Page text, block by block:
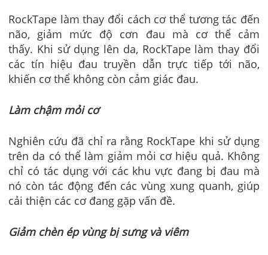
RockTape làm thay đổi cách cơ thể tương tác đến
não, giảm mức độ cơn đau mà cơ thể cảm
thấy. Khi sử dụng lên da, RockTape làm thay đổi
các tín hiệu đau truyền dẫn trực tiếp tới não,
khiến cơ thể không còn cảm giác đau.
Làm chậm mỏi cơ
Nghiên cứu đã chỉ ra rằng RockTape khi sử dụng
trên da có thể làm giảm mỏi cơ hiệu quả. Không
chỉ có tác dụng với các khu vực đang bị đau mà
nó còn tác động đến các vùng xung quanh, giúp
cải thiện các cơ đang gặp vấn đề.
Giảm chèn ép vùng bị sưng và viêm